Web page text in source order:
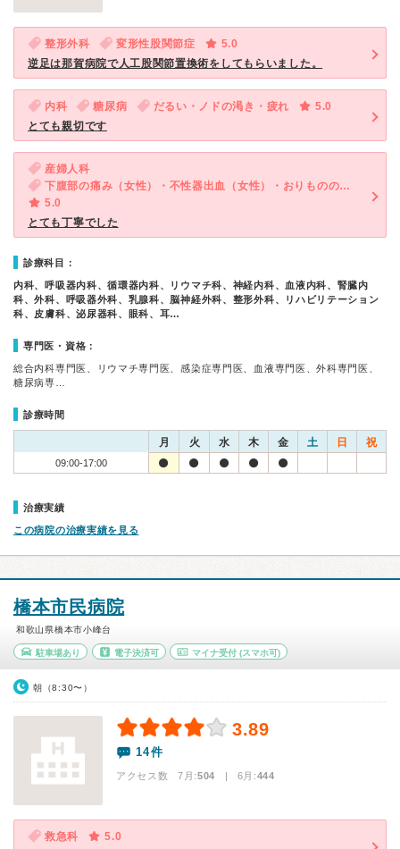
整形外科 変形性股関節症
5.0
逆足は那賀病院で人工股関節置換術をしてもらいました。
内科 糖尿病 だるい・ノドの渇き・疲れ
5.0
とても親切です
産婦人科
下腹部の痛み（女性）・不性器出血（女性）・おりものの異常（女性）・外陰部の痛み・かゆみ（女性）
5.0
とても丁寧でした
診療科目：
内科、呼吸器内科、循環器内科、リウマチ科、神経内科、血液内科、腎臓内
科、外科、呼吸器外科、乳腺科、脳神経外科、整形外科、リハビリテーション
科、皮膚科、泌尿器科、眼科、耳…
専門医・資格：
総合内科専門医、リウマチ専門医、感染症専門医、血液専門医、外科専門医、
糖尿病専…
診療時間
月 火 水 木 金 土 日 祝
09:00-17:00
治療実績
この病院の治療実績を見る
橋本市民病院
和歌山県橋本市小峰台
駐車場あり 電子決済可 マイナ受付 (スマホ可)
朝（8:30〜）
3.89
14件
アクセス数 7月:504 | 6月:444
救急科
5.0